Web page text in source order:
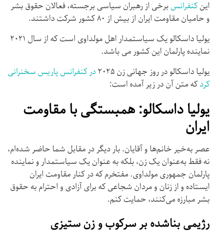
اینکنفرانس برخی از رهبران سیاسی برجسته، فعالان حقوق بشر
و حامیان مقاومت ایران از بیش از ۸۰ کشور شرکت داشتند.
یولیا داسکالو یک سیاستمدار اهل مولداوی است که از سال ۲۰۲۱
نماینده پارلمان این کشور می باشد.
یولیا داسکالو در روز جهانی زن ۲۰۲۵
در کنفرانس پاریس سخنرانی
کردکه متن آن در زیر آمده است:
یولیا داسکالو: همبستگی با مقاومت
ایران
عصر ‌به‌خیر خانم‌ها و آقایان. بار دیگر در مقابل شما حاضر شده‌ام،
نه فقط به‌عنوان یک زن، بلکه به عنوان یک سیاستمدار و نماینده
پارلمان جمهوری مولداوی. مفتخرم که در کنار مقاومت ایران
ایستاده و از زنان و مردان شجاعی که برای آزادی و احترام به حقوق
بشر مبارزه می‌کنند، حمایت کنم.
رژیمی بناشده بر سرکوب و زن ستیزی